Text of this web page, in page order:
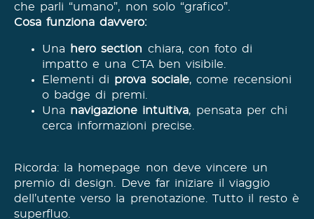
che parli “umano”, non solo “grafico”.
Cosa funziona davvero:
Una hero section chiara, con foto di
impatto e una CTA ben visibile.
Elementi di prova sociale, come recensioni
o badge di premi.
Una navigazione intuitiva, pensata per chi
cerca informazioni precise.
Ricorda: la homepage non deve vincere un
premio di design. Deve far iniziare il viaggio
dell’utente verso la prenotazione. Tutto il resto è
superfluo.